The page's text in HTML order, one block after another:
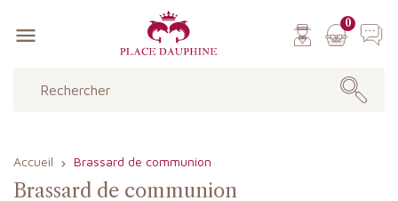
 0
Accueil Brassard de communion
Brassard de communion